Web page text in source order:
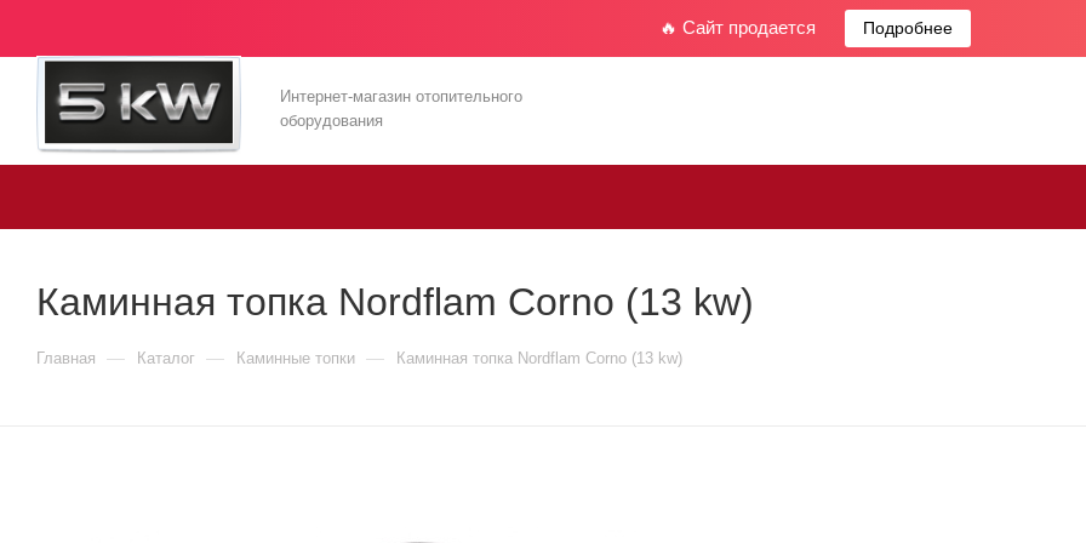
🔥 Сайт продается Подробнее
Интернет-магазин отопительного
оборудования
Каминная топка Nordflam Corno (13 kw)
Главная — Каталог — Каминные топки — Каминная топка Nordflam Corno (13 kw)